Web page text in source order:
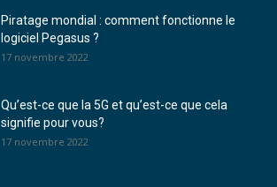
Piratage mondial : comment fonctionne le
logiciel Pegasus ?
17 novembre 2022
Qu’est-ce que la 5G et qu’est-ce que cela
signifie pour vous?
17 novembre 2022